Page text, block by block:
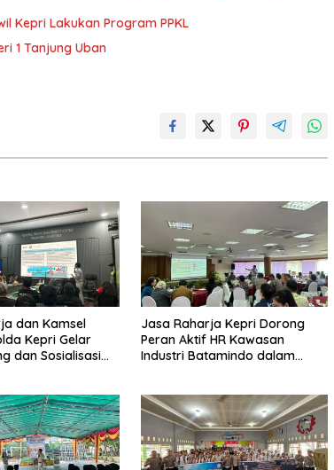
Kepri Lakukan Program PPKL
1 Tanjung Uban
dan Kamsel
Kepri Gelar
dan Sosialisasi
Jasa Raharja Kepri Dorong
Peran Aktif HR Kawasan
Industri Batamindo dalam